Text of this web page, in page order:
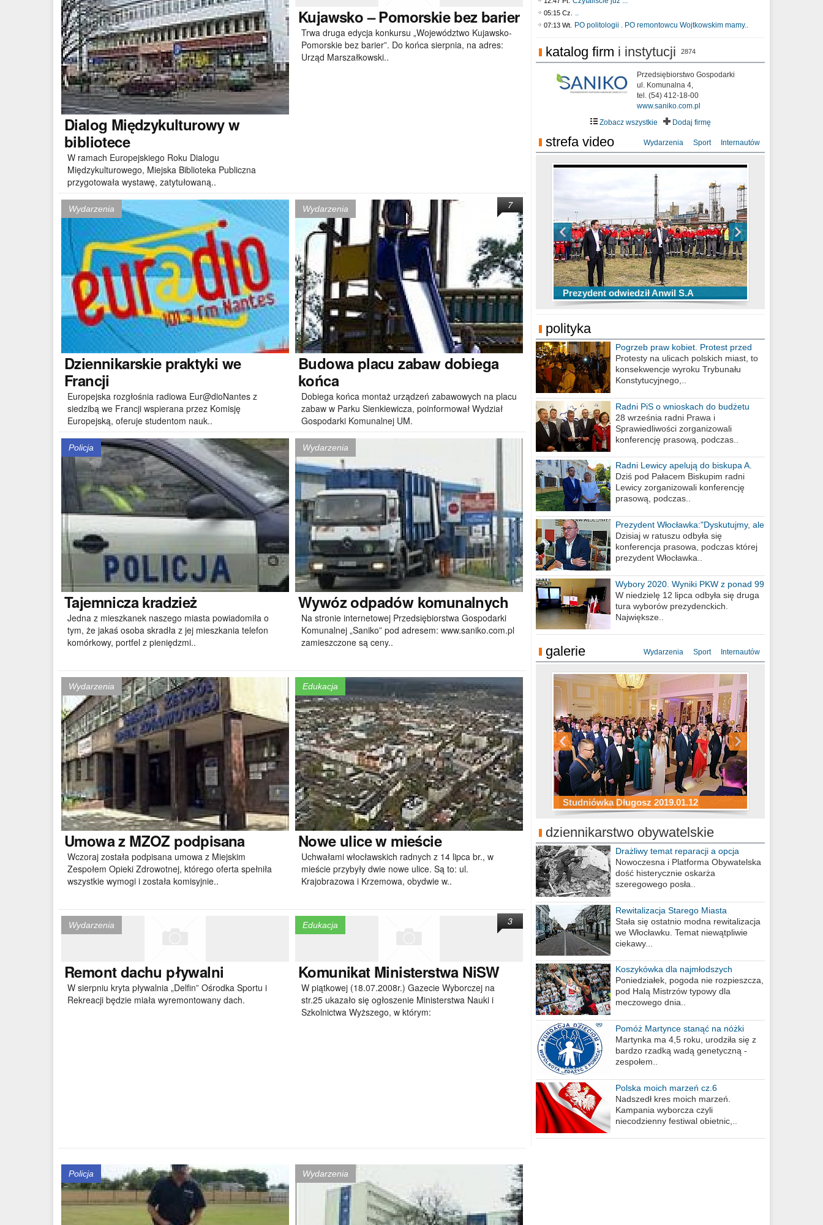
Dialog Międzykulturowy w
bibliotece
W ramach Europejskiego Roku Dialogu
Międzykulturowego, Miejska Biblioteka Publiczna
przygotowała wystawę, zatytułowaną..
Kujawsko– Pomorskie bez barier
Trwa druga edycja konkursu „Województwo Kujawsko-
Pomorskie bez barier”. Do końca sierpnia, na adres:
Urząd Marszałkowski..
Wydarzenia
Dziennikarskiepraktyki we
Francji
Europejska rozgłośnia radiowa Eur@dioNantes z
siedzibą we Francji wspierana przez Komisję
Europejską, oferuje studentom nauk..
Wydarzenia
Budowa placu zabaw dobiega
końca
Dobiega końca montaż urządzeń zabawowych na placu
zabaw w Parku Sienkiewicza, poinformował Wydział
Gospodarki Komunalnej UM.
7
Policja
Tajemnicza kradzież
Jedna z mieszkanek naszego miasta powiadomiła o
tym, że jakaś osoba skradła z jej mieszkania telefon
komórkowy, portfel z pieniędzmi..
Wydarzenia
Wywózodpadów komunalnych
Na stronie internetowej Przedsiębiorstwa Gospodarki
Komunalnej „Saniko” pod adresem: www.saniko.com.pl
zamieszczone są ceny..
Wydarzenia
Umowaz MZOZ podpisana
Wczoraj została podpisana umowa z Miejskim
Zespołem Opieki Zdrowotnej, którego oferta spełniła
wszystkie wymogi i została komisyjnie..
Edukacja
Noweulice w mieście
Uchwałami włocławskich radnych z 14 lipca br., w
mieście przybyły dwie nowe ulice. Są to: ul.
Krajobrazowa i Krzemowa, obydwie w..
Wydarzenia
Remontdachu pływalni
W sierpniu kryta pływalnia „Delfin” Ośrodka Sportu i
Rekreacji będzie miała wyremontowany dach.
Edukacja
KomunikatMinisterstwa NiSW
W piątkowej (18.07.2008r.) Gazecie Wyborczej na
str.25 ukazało się ogłoszenie Ministerstwa Nauki i
Szkolnictwa Wyższego, w którym:
3
Policja Wydarzenia
05:15 Cz. ..
07:13 Wt. PO politologii . PO remontowcu Wojtkowskim mamy..
katalog firm i instytucji 2874
Przedsiębiorstwo Gospodarki
ul. Komunalna 4,
tel. (54) 412-18-00
www.saniko.com.pl
Zobacz wszystkie
Dodaj firmę
strefa video Wydarzenia Sport Internautów
Prezydent odwiedził Anwil S.A
TOP 10 przechwytów Anwilu Włocławek
w EBL w sezonie 2019/2020
TOP 5 rzutów Anwilu Włocławek w BCL
w sezonie 2019/2020
Ni To Ponk - W oczach mamy strach
sixf33t .Last Year DRONE FOOTAGE
Włocławek
XXIII Sesja Rady Miasta Włocławek VIII
kadencji w dniu 09.06.2020 r.
polityka
Pogrzeb praw kobiet. Protest przed
biurem poselskim PiS
Protesty na ulicach polskich miast, to
konsekwencje wyroku Trybunału
Konstytucyjnego,..
Radni PiS o wnioskach do budżetu
miasta na 2021 rok
28 września radni Prawa i
Sprawiedliwości zorganizowali
konferencję prasową, podczas..
Radni Lewicy apelują do biskupa A.
Wiesława Meringa
Dziś pod Pałacem Biskupim radni
Lewicy zorganizowali konferencję
prasową, podczas..
Prezydent Włocławka:"Dyskutujmy, ale
nie obrażajmy się”
Dzisiaj w ratuszu odbyła się
konferencja prasowa, podczas której
prezydent Włocławka..
Wybory 2020. Wyniki PKW z ponad 99
procent obwodów
W niedzielę 12 lipca odbyła się druga
tura wyborów prezydenckich.
Największe..
galerie Wydarzenia Sport Internautów
Studniówka Długosz 2019.01.12
ZS Budowlanych 2019.01.12
Studniówka LZK 2019.01.11
Studniówka Kopernik 2019.01.11
Studniówka LMK 2019.01.05
Studniówka ZS Ekonomicznych
2019.01.05
dziennikarstwo obywatelskie
Drażliwy temat reparacji a opcja
berlińska
Nowoczesna i Platforma Obywatelska
dość histerycznie oskarża
szeregowego posła..
Rewitalizacja Starego Miasta
Stała się ostatnio modna rewitalizacja
we Włocławku. Temat niewątpliwie
ciekawy...
Koszykówka dla najmłodszych
Poniedziałek, pogoda nie rozpieszcza,
pod Halą Mistrzów typowy dla
meczowego dnia..
Pomóż Martynce stanąć na nóżki
Martynka ma 4,5 roku, urodziła się z
bardzo rzadką wadą genetyczną -
zespołem..
Polska moich marzeń cz.6
Nadszedł kres moich marzeń.
Kampania wyborcza czyli
niecodzienny festiwal obietnic,..